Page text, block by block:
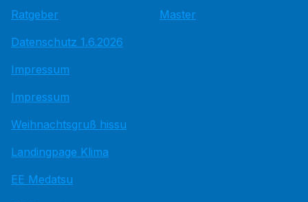
Ratgeber
Datenschutz 1.6.2026
Impressum
Impressum
Weihnachtsgruß hissu
Landingpage Klima
EE Medatsu
Master